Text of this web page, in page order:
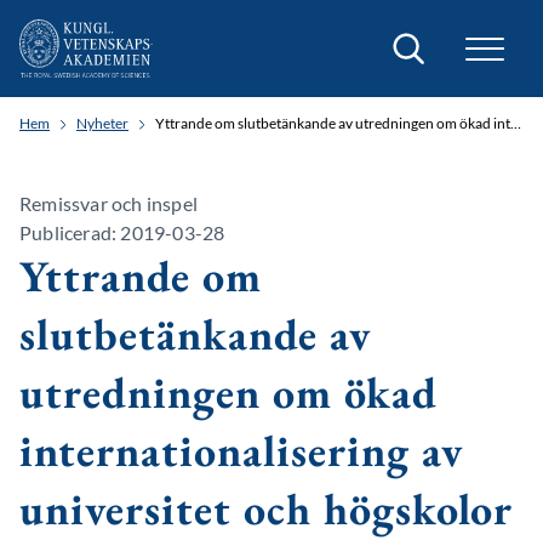
Sök
Hem Nyheter Yttrande om slutbetänkande av utredningen om ökad internationalisering av universitet och högskolor
Remissvar och inspel
Publicerad: 2019-03-28
Yttrande om
slutbetänkande av
utredningen om ökad
internationalisering av
universitet och högskolor